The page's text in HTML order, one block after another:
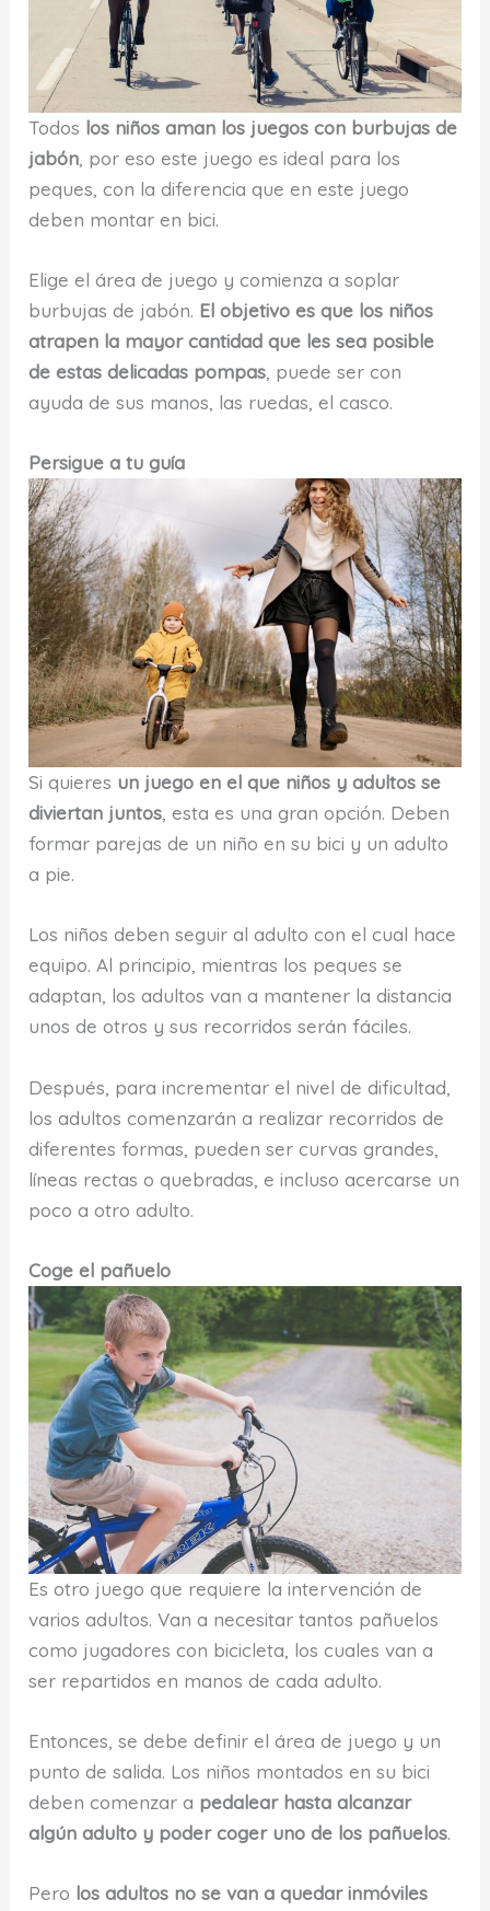
Todos los niños aman los juegos con burbujas de
jabón , por eso este juego es ideal para los
peques, con la diferencia que en este juego
deben montar en bici.
Elige el área de juego y comienza a soplar
burbujas de jabón. El objetivo es que los niños
atrapen la mayor cantidad que les sea posible
de estas delicadas pompas, puede ser con
ayuda de sus manos, las ruedas, el casco.
Persigue a tu guía
Si quieres un juego en el que niños y adultos se
diviertan juntos, esta es una gran opción. Deben
formar parejas de un niño en su bici y un adulto
a pie.
Los niños deben seguir al adulto con el cual hace
equipo. Al principio, mientras los peques se
adaptan, los adultos van a mantener la distancia
unos de otros y sus recorridos serán fáciles.
Después, para incrementar el nivel de dificultad,
los adultos comenzarán a realizar recorridos de
diferentes formas, pueden ser curvas grandes,
líneas rectas o quebradas, e incluso acercarse un
poco a otro adulto.
Coge el pañuelo
Es otro juego que requiere la intervención de
varios adultos. Van a necesitar tantos pañuelos
como jugadores con bicicleta, los cuales van a
ser repartidos en manos de cada adulto.
Entonces, se debe definir el área de juego y un
punto de salida. Los niños montados en su bici
deben comenzar a pedalear hasta alcanzar
algún adulto y poder coger uno de los pañuelos.
Pero los adultos no se van a quedar inmóviles